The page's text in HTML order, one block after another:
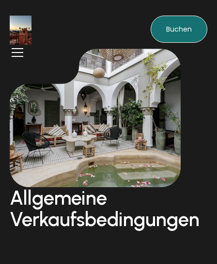
Buchen
Allgemeine
Verkaufsbedingungen